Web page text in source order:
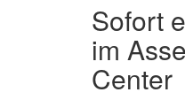
Sofort
im
Center